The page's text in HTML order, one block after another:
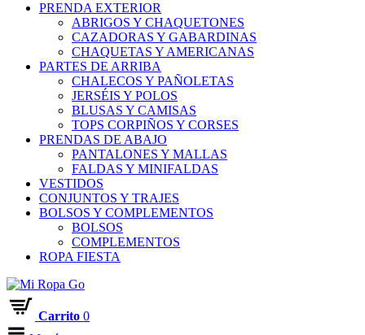
PRENDA EXTERIOR
ABRIGOS Y CHAQUETONES
CAZADORAS Y GABARDINAS
CHAQUETAS Y AMERICANAS
PARTES DE ARRIBA
CHALECOS Y PAÑOLETAS
JERSÉIS Y POLOS
BLUSAS Y CAMISAS
TOPS CORPIÑOS Y CORSES
PRENDAS DE ABAJO
PANTALONES Y MALLAS
FALDAS Y MINIFALDAS
VESTIDOS
CONJUNTOS Y TRAJES
BOLSOS Y COMPLEMENTOS
BOLSOS
COMPLEMENTOS
ROPA FIESTA
Carrito 0